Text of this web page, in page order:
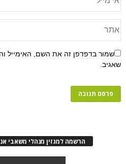
שמור בדפדפן זה את השם, האימייל
שאגיב.
הרשמה למגזין מנהלי משאבי